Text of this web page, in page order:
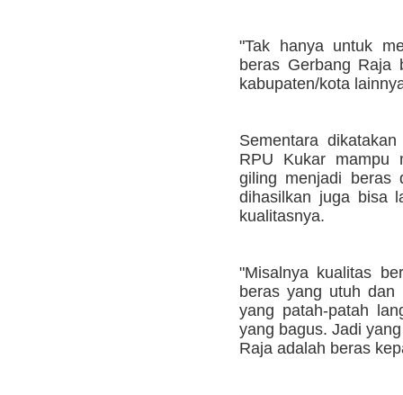
"Tak hanya untuk
beras Gerbang Raja
kabupaten/kota
Sementara
RPU Kukar mampu
giling menjadi beras
dihasilkan juga bisa
kualitasnya.
"Misalnya kualitas
beras yang utuh dan
yang patah-patah
yang bagus. Jadi
Raja adalah beras